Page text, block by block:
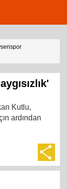
Kutlu,
ardından